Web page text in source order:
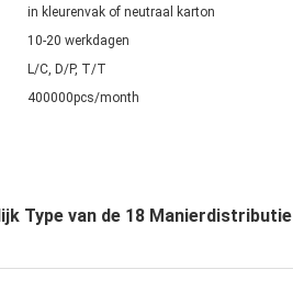
in kleurenvak of neutraal karton
10-20 werkdagen
L/C, D/P, T/T
400000pcs/month
Type van de 18 Manierdistributie